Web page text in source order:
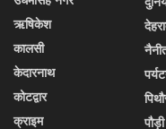
ऋषिकेश
कालसी
केदारनाथ
कोटद्वार
क्राइम